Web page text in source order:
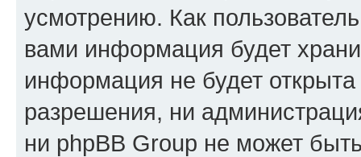
усмотрению. Как
вами информация будет
информация не будет
разрешения, ни
ни phpBB Group не может